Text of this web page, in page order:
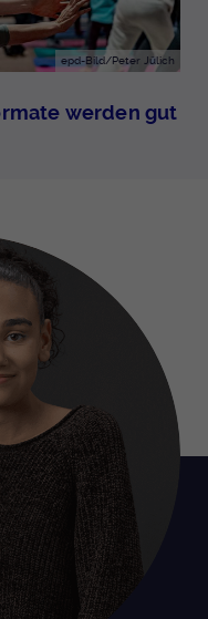
epd-Bild/Peter Jülich
werden gut